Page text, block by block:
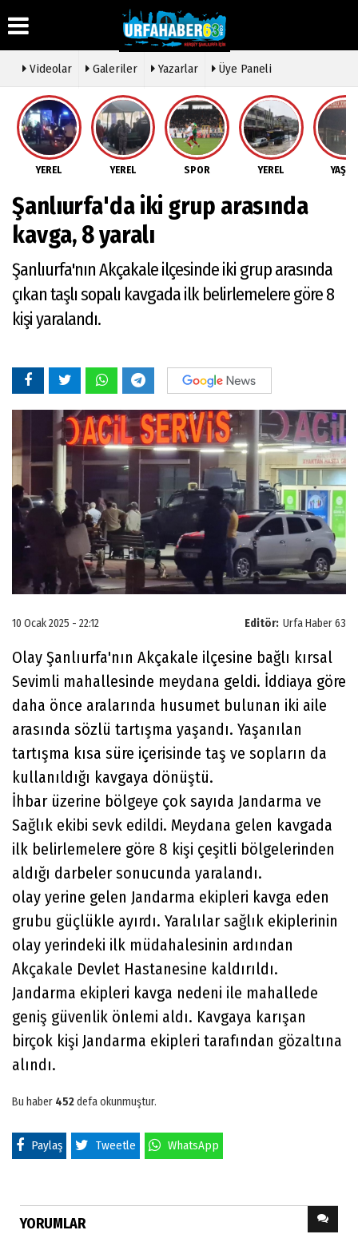
Üye Paneli
Haber
Arşivi
Arşivi
Günün
Haberleri
Hava
Durumu
Gazete
Anketler
Biyografiler
Köşe
Yazarları
Video
Foto
Galeri
Künye
İletişim
Çerez
Gizlilik
Videolar Galeriler Yazarlar Üye Paneli
YEREL YEREL SPOR YEREL
Şanlıurfa'da iki grup arasında
kavga, 8 yaralı
Şanlıurfa'nın Akçakale ilçesinde iki grup arasında
çıkan taşlı sopalı kavgada ilk belirlemelere göre 8
kişi yaralandı.
Editör: Urfa Haber 63
10 Ocak 2025 - 22:12
Olay Şanlıurfa'nın Akçakale ilçesine bağlı kırsal
Sevimli mahallesinde meydana geldi. İddiaya göre
daha önce aralarında husumet bulunan iki aile
arasında sözlü tartışma yaşandı. Yaşanılan
tartışma kısa süre içerisinde taş ve sopların da
kullanıldığı kavgaya dönüştü.
İhbar üzerine bölgeye çok sayıda Jandarma ve
Sağlık ekibi sevk edildi. Meydana gelen kavgada
ilk belirlemelere göre 8 kişi çeşitli bölgelerinden
aldığı darbeler sonucunda yaralandı.
olay yerine gelen Jandarma ekipleri kavga eden
grubu güçlükle ayırdı. Yaralılar sağlık ekiplerinin
olay yerindeki ilk müdahalesinin ardından
Akçakale Devlet Hastanesine kaldırıldı.
Jandarma ekipleri kavga nedeni ile mahallede
geniş güvenlik önlemi aldı. Kavgaya karışan
birçok kişi Jandarma ekipleri tarafından gözaltına
alındı.
Bu haber 452defa okunmuştur.
Paylaş Tweetle WhatsApp
YORUMLAR